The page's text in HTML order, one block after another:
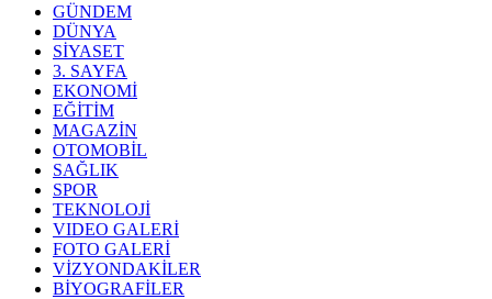
GÜNDEM
DÜNYA
SİYASET
3. SAYFA
EKONOMİ
EĞİTİM
MAGAZİN
OTOMOBİL
SAĞLIK
SPOR
TEKNOLOJİ
VIDEO GALERİ
FOTO GALERİ
VİZYONDAKİLER
BİYOGRAFİLER